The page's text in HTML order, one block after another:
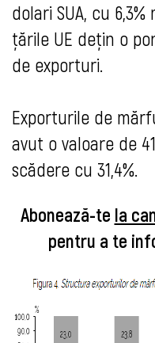
dolari SUA, cu
țările UE dețin o
de exporturi.
Exporturile de
avut o valoare de
scădere cu 31,4%.
Abonează-te la
pentru a te